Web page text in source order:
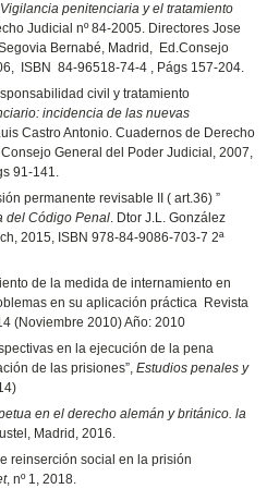
penitenciaria y el tratamiento
Judicial nº 84-2005. Directores Jose
Bernabé, Madrid, Ed.Consejo
ISBN 84-96518-74-4 , Págs 157-204.
civil y tratamiento
incidencia de las nuevas
Castro Antonio. Cuadernos de Derecho
General del Poder Judicial, 2007,
91-141.
permanente revisable II ( art.36) ”
del Código Penal. Dtor J.L. González
2015, ISBN 978-84-9086-703-7 2ª
de la medida de internamiento en
en su aplicación práctica Revista
(Noviembre 2010) Año: 2010
en la ejecución de la pena
de las prisiones”, Estudios penales y
en el derecho alemán y británico. la
Madrid, 2016.
reinserción social en la prisión
, nº 1, 2018.